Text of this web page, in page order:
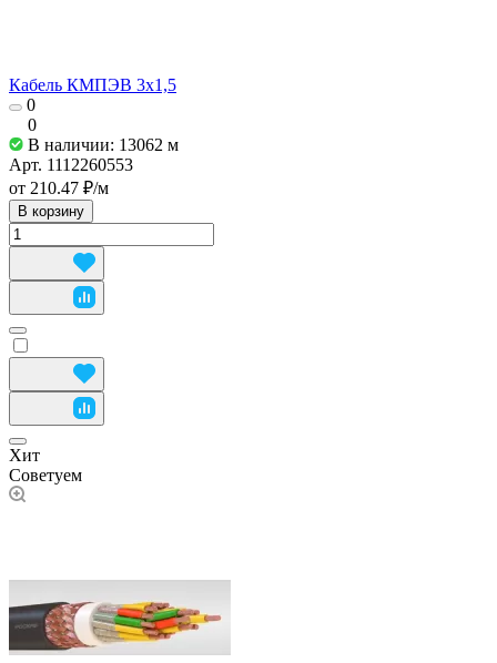
Кабель КМПЭВ 3х1,5
0
0
В наличии: 13062 м
Арт. 1112260553
от 210.47 ₽/м
В корзину
Хит
Советуем